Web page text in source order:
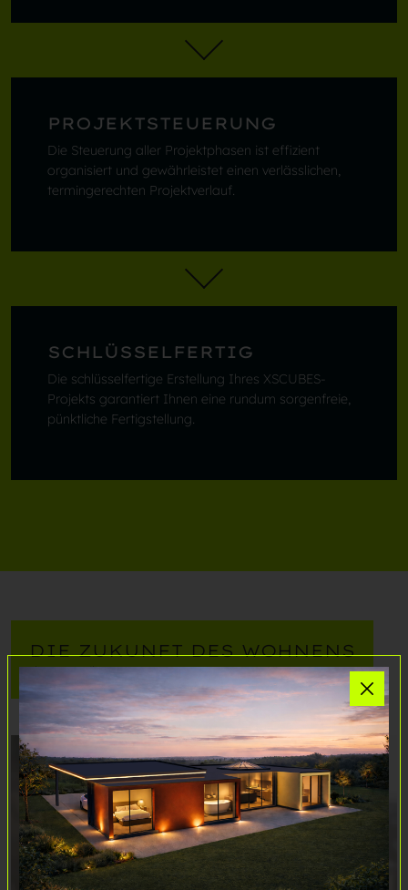
PROJEKTSTEUERUNG
Die Steuerung aller Projektphasen ist effizient
organisiert und gewährleistet einen verlässlichen,
termingerechten Projektverlauf.
SCHLÜSSELFERTIG
Die schlüsselfertige Erstellung Ihres XSCUBES-
Projekts garantiert Ihnen eine rundum sorgenfreie,
pünktliche Fertigstellung.
DIE ZUKUNFT DES WOHNENS
Ihre Vorteile